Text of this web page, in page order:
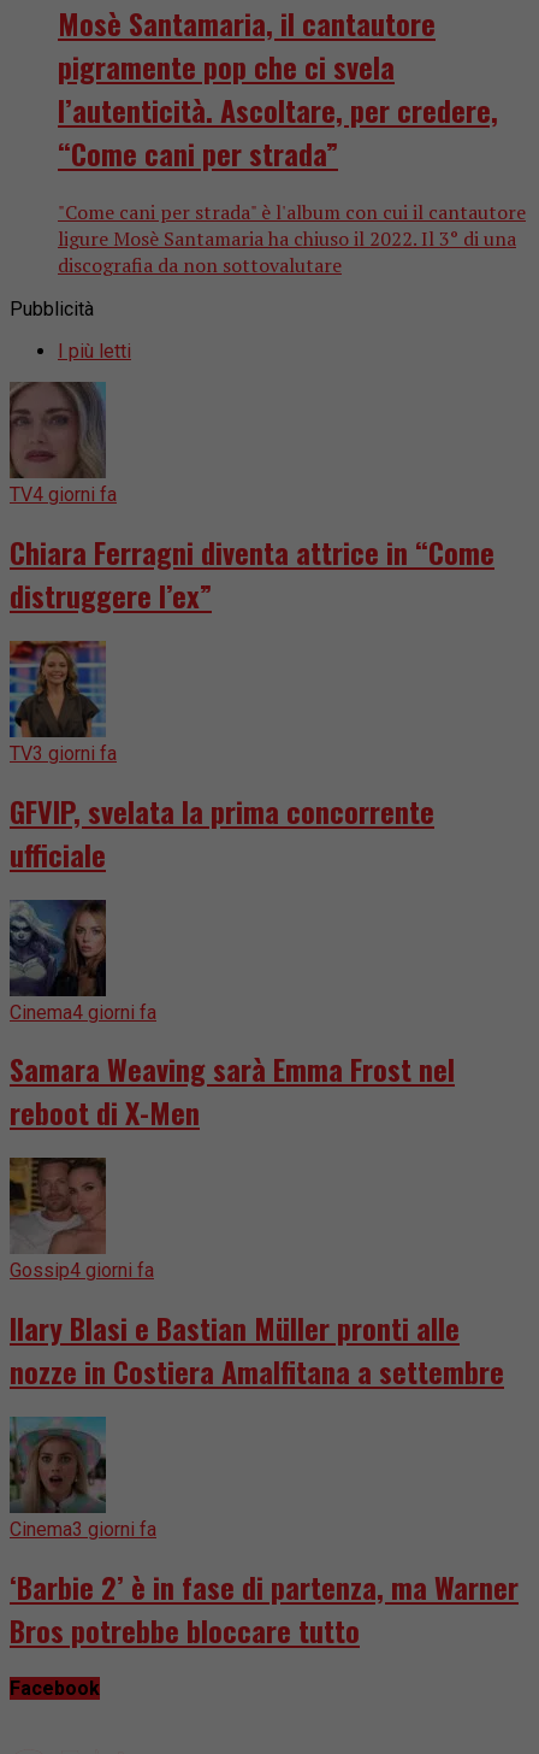
Mosè Santamaria, il cantautore
pigramente pop che ci svela
l’autenticità. Ascoltare, per credere,
“Come cani per strada”
"Come cani per strada" è l'album con cui il cantautore
ligure Mosè Santamaria ha chiuso il 2022. Il 3° di una
discografia da non sottovalutare
Pubblicità
I più letti
TV4 giorni fa
Chiara Ferragni diventa attrice in “Come
distruggere l’ex”
TV3 giorni fa
GFVIP, svelata la prima concorrente
ufficiale
Cinema4 giorni fa
Samara Weaving sarà Emma Frost nel
reboot di X-Men
Gossip4 giorni fa
Ilary Blasi e Bastian Müller pronti alle
nozze in Costiera Amalfitana a settembre
Cinema3 giorni fa
‘Barbie 2’ è in fase di partenza, ma Warner
Bros potrebbe bloccare tutto
Facebook